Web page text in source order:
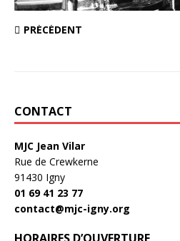
PRÉCÉDENT
CONTACT
MJC Jean Vilar
Rue de Crewkerne
91430 Igny
01 69 41 23 77
contact@mjc-igny.org